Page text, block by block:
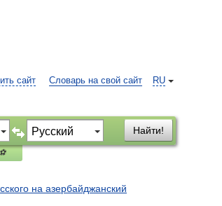
RU
сайт Словарь на свой сайт
Найти!
на азербайджанский